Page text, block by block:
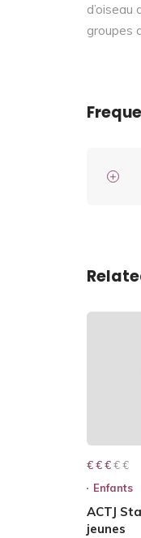
groupes
€ € € € €
€ € €
Enfants
ACTJ
jeunes